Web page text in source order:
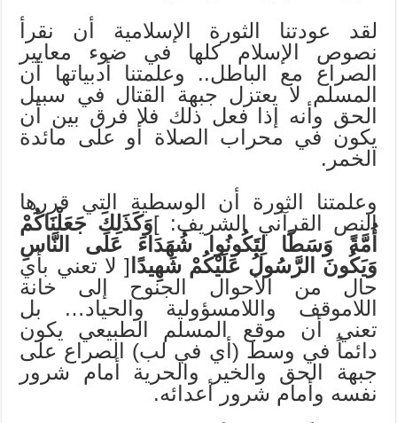
لقد عودتنا الثورة الإسلامية أن نقرأ
نصوص الإسلام كلها في ضوء معايير
الصراع مع الباطل.. وعلمتنا أدبياتها أن
المسلم لا يعتزل جبهة القتال في سبيل
الحق وأنه إذا فعل ذلك فلا فرق بين أن
يكون في محراب الصلاة أو على مائدة
الخمر.
وعلمتنا الثورة أن الوسطية التي قررها
النص القرآني الشريف: ]وَكَذَلِكَ جَعَلْنَاكُمْ
أُمَّةً وَسَطًا لِتَكُونُوا شُهَدَاءَ عَلَى النَّاسِ
وَيَكُونَ الرَّسُولُ عَلَيْكُمْ شَهِيدًا [ لا تعني بأي
حال من الأحوال الجنوح إلى خانة
اللاموقف واللامسؤولية والحياد… بل
تعني أن موقع المسلم الطبيعي يكون
دائماً في وسط (أي في لب) الصراع على
جبهة الحق والخير والحرية أمام شرور
نفسه وأمام شرور أعدائه.